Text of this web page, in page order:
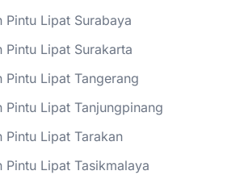
Pintu Lipat Surabaya
Pintu Lipat Surakarta
Pintu Lipat Tangerang
Pintu Lipat Tanjungpinang
Pintu Lipat Tarakan
Pintu Lipat Tasikmalaya